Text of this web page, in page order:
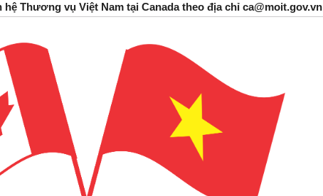
Thương vụ Việt Nam tại Canada theo địa chỉ ca@moit.gov.vn